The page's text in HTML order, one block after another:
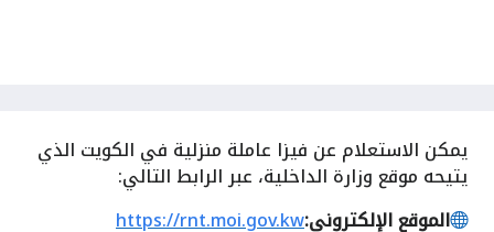
يمكن الاستعلام عن فيزا عاملة منزلية في الكويت الذي
يتيحه موقع وزارة الداخلية، عبر الرابط التالي:
الموقع الإلكتروني:https://rnt.moi.gov.kw